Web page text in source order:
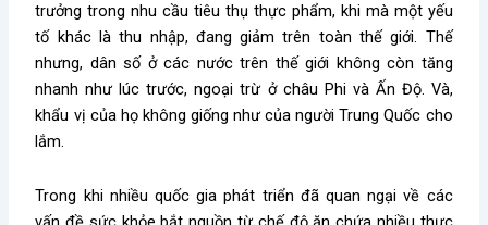
trưởng trong nhu cầu tiêu thụ thực phẩm, khi mà một yếu
tố khác là thu nhập, đang giảm trên toàn thế giới. Thế
nhưng, dân số ở các nước trên thế giới không còn tăng
nhanh như lúc trước, ngoại trừ ở châu Phi và Ấn Độ. Và,
khẩu vị của họ không giống như của người Trung Quốc cho
lắm.
Trong khi nhiều quốc gia phát triển đã quan ngại về các